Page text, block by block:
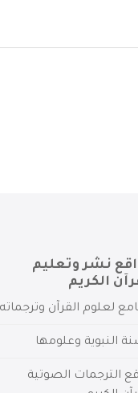
نشر وتعليم
الكريم
لعلوم القرآن وترجماته
النبوية وعلومها
الترجمات الصوتية